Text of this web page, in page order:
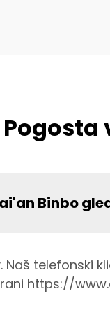
Pogosta
Binbo
telefonski
https://